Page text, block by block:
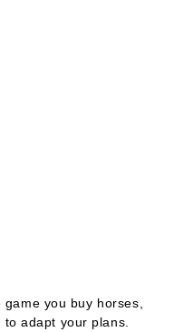
you buy horses,
adapt your plans.